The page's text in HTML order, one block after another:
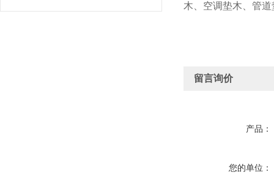
木、空调垫木、管
留言询价
产品：
您的单位：